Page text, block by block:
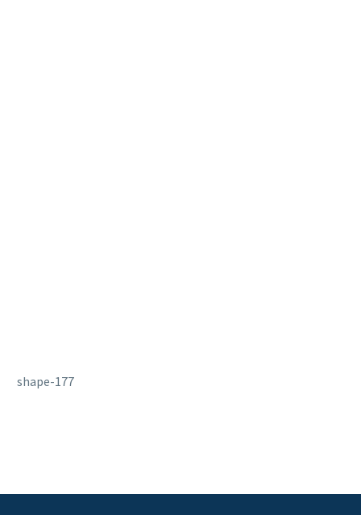
shape-177